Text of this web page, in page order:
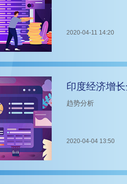
2020-04-11 14:20
印度经济增
趋势分析
2020-04-04 13:50